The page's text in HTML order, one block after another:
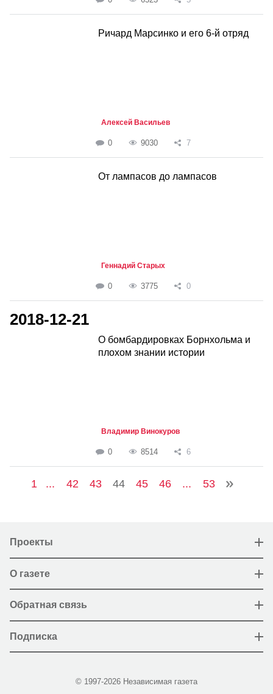
Ричард Марсинко и его 6-й отряд
Алексей Васильев
0 9030 7
От лампасов до лампасов
Геннадий Старых
0 3775 0
2018-12-21
О бомбардировках Борнхольма и
плохом знании истории
Владимир Винокуров
0 8514 6
1 ... 42 43 44 45 46 ... 53
Проекты
О газете
Обратная связь
Подписка
© 1997-2026 Независимая газета